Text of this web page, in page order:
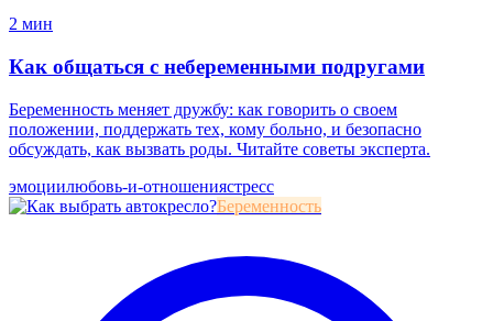
2 мин
Как общаться с небеременными подругами
Беременность меняет дружбу: как говорить о своем
положении, поддержать тех, кому больно, и безопасно
обсуждать, как вызвать роды. Читайте советы эксперта.
эмоциилюбовь-и-отношениястресс
Беременность